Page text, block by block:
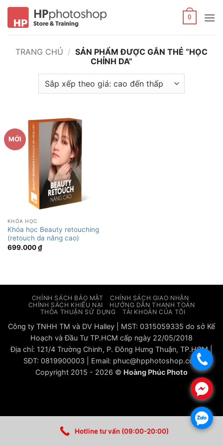
.
.
.
Bỏ
nội
0
TRANG CHỦ / SẢN PHẨM ĐƯỢC GẮN THẺ “HỌC
CHỈNH DA”
MỚI
KHÓA HỌC
Khóa học Beauty retouching
(retouch da nâng cao)
699.000₫
CHÍNH SÁCH BẢO MẬT
CHÍNH SÁCH GIAO NHẬN
CHÍNH SÁCH KHIẾU NẠI
HƯỚNG DẪN THANH TOÁN
THỎA THUẬN SỬ DỤNG
TÀI KHOẢN CỦA TÔI
Công ty TNHH TM và DV Halley | MST: 0315059335 do sở Kế
Hoạch và Đầu Tư TP.HCM cấp ngày 22/05/2018
Địa chỉ: 121/4 Trường Chinh, P. Đông Hưng Thuận, TP.HCM |
SĐT: 0819900003 | Email: phuc@hpphotoshop.com
Copyright 2015 - 2026 © Hoàng Phúc Photo
Hotline tư vấn (09:00-20:00)